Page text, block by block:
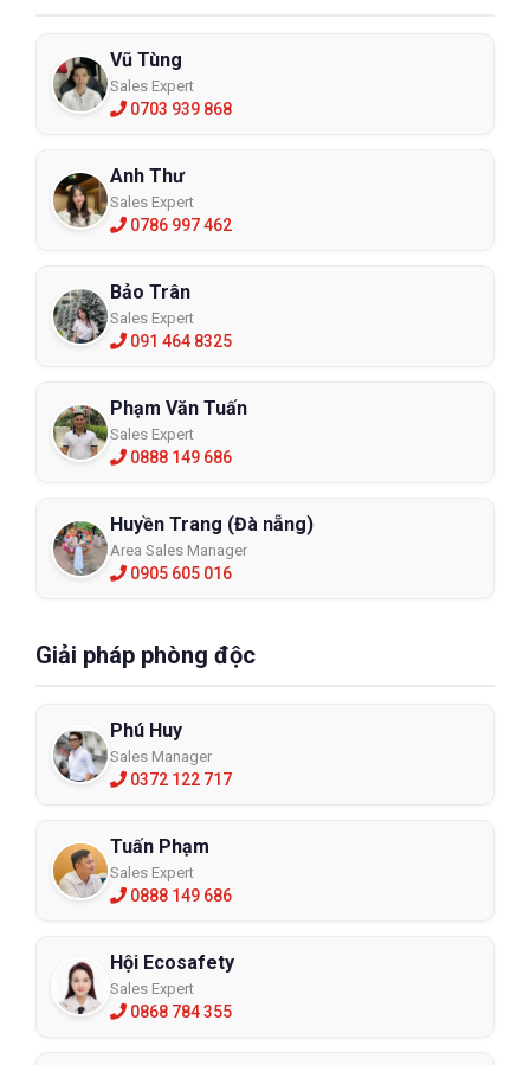
Vũ Tùng
Sales Expert
0703 939 868
Anh Thư
Sales Expert
0786 997 462
Bảo Trân
Sales Expert
091 464 8325
Phạm Văn Tuấn
Sales Expert
0888 149 686
Huyền Trang (Đà nẵng)
Area Sales Manager
0905 605 016
Giải pháp phòng độc
Phú Huy
Sales Manager
0372 122 717
Tuấn Phạm
Sales Expert
0888 149 686
Hội Ecosafety
Sales Expert
0868 784 355